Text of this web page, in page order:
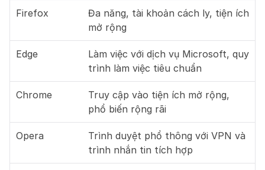
Firefox
Đa năng, tài khoản cách ly, tiện ích
mở rộng
Edge
Làm việc với dịch vụ Microsoft, quy
trình làm việc tiêu chuẩn
Chrome
Truy cập vào tiện ích mở rộng,
phổ biến rộng rãi
Opera
Trình duyệt phổ thông với VPN và
trình nhắn tin tích hợp